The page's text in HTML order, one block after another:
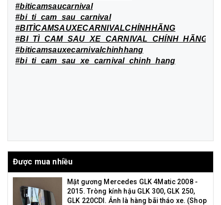
#biticamsaucarnival
#bi_ti_cam_sau_carnival
#BITÌCAMSAUXECARNIVALCHÍNHHÃNG
#BI_TÌ_CAM_SAU_XE_CARNIVAL_CHÍNH_HÃNG
#biticamsauxecarnivalchinhhang
#bi_ti_cam_sau_xe_carnival_chinh_hang
Được mua nhiều
Mặt gương Mercedes GLK 4Matic 2008 -
2015. Tròng kính hậu GLK 300, GLK 250,
GLK 220CDI. Ảnh là hàng bãi tháo xe. (Shop